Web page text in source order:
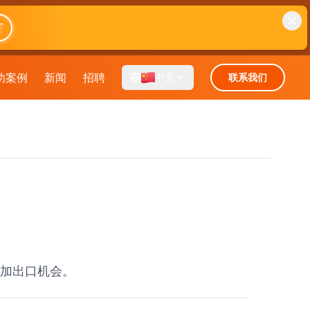
案例 新闻 招聘 联系我们
出口机会。